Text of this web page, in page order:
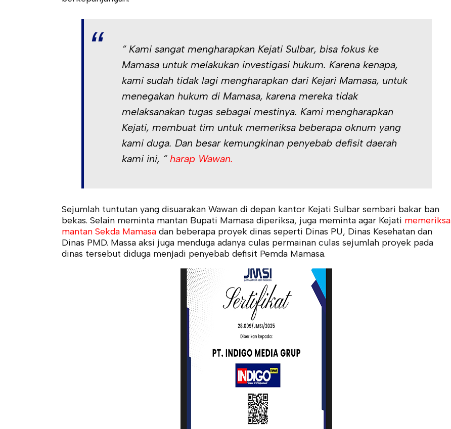
“ Kami sangat mengharapkan Kejati Sulbar, bisa fokus ke
Mamasa untuk melakukan investigasi hukum. Karena kenapa,
kami sudah tidak lagi mengharapkan dari Kejari Mamasa, untuk
menegakan hukum di Mamasa, karena mereka tidak
melaksanakan tugas sebagai mestinya. Kami mengharapkan
Kejati, membuat tim untuk memeriksa beberapa oknum yang
kami duga. Dan besar kemungkinan penyebab defisit daerah
kami ini, “ harap Wawan.
Sejumlah tuntutan yang disuarakan Wawan di depan kantor Kejati Sulbar sembari bakar ban
bekas. Selain meminta mantan Bupati Mamasa diperiksa, juga meminta agar Kejati memeriksa
mantan Sekda Mamasa dan beberapa proyek dinas seperti Dinas PU, Dinas Kesehatan dan
Dinas PMD. Massa aksi juga menduga adanya culas permainan culas sejumlah proyek pada
dinas tersebut diduga menjadi penyebab defisit Pemda Mamasa.